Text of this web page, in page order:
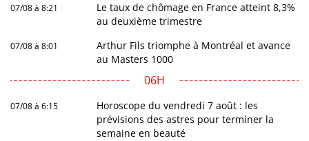
07/08 à 8:21
Le taux de chômage en France atteint 8,3%
au deuxième trimestre
07/08 à 8:01
Arthur Fils triomphe à Montréal et avance
au Masters 1000
06H
07/08 à 6:15
Horoscope du vendredi 7 août : les
prévisions des astres pour terminer la
semaine en beauté